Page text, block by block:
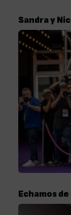
Sandra y
Echamos